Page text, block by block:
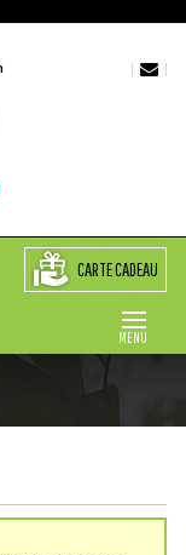
MENU
CARTE CADEAU